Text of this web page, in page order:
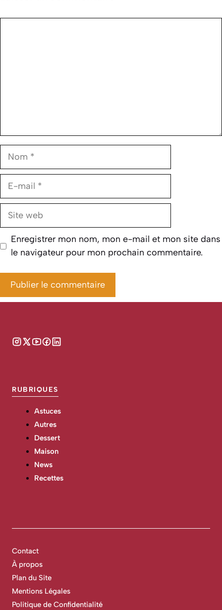
Nom
E-
Site
Enregistrer mon nom, mon e-mail et mon site dans
le navigateur pour mon prochain commentaire.
RUBRIQUES
Astuces
Autres
Dessert
Maison
News
Recettes
Contact
À propos
Plan du Site
Mentions Légales
Politique de Confidentialité